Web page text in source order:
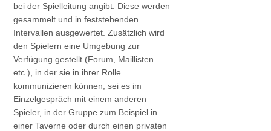
bei der Spielleitung angibt. Diese werden
gesammelt und in feststehenden
Intervallen ausgewertet. Zusätzlich wird
den Spielern eine Umgebung zur
Verfügung gestellt (Forum, Maillisten
etc.), in der sie in ihrer Rolle
kommunizieren können, sei es im
Einzelgespräch mit einem anderen
Spieler, in der Gruppe zum Beispiel in
einer Taverne oder durch einen privaten